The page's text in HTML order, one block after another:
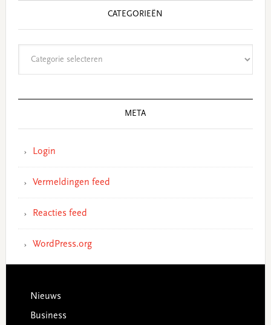
CATEGORIEËN
META
Login
Vermeldingen feed
Reacties feed
WordPress.org
Footer
Nieuws
Business